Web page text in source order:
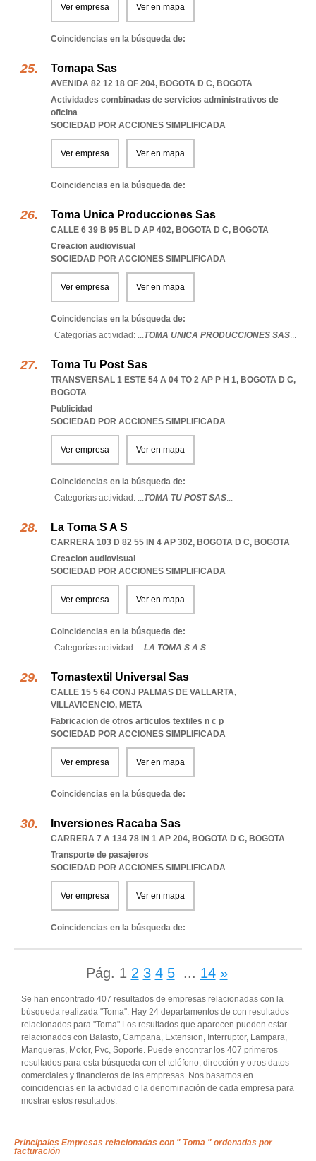
Ver empresa Ver en mapa
Coincidencias en la búsqueda de:
Tomapa Sas
AVENIDA 82 12 18 OF 204, BOGOTA D C, BOGOTA
Actividades combinadas de servicios administrativos de
oficina
SOCIEDAD POR ACCIONES SIMPLIFICADA
Ver empresa Ver en mapa
Coincidencias en la búsqueda de:
Toma Unica Producciones Sas
CALLE 6 39 B 95 BL D AP 402, BOGOTA D C, BOGOTA
Creacion audiovisual
SOCIEDAD POR ACCIONES SIMPLIFICADA
Ver empresa Ver en mapa
Coincidencias en la búsqueda de:
Categorías actividad: ...TOMA UNICA PRODUCCIONES SAS...
Toma Tu Post Sas
TRANSVERSAL 1 ESTE 54 A 04 TO 2 AP P H 1, BOGOTA D C,
BOGOTA
Publicidad
SOCIEDAD POR ACCIONES SIMPLIFICADA
Ver empresa Ver en mapa
Coincidencias en la búsqueda de:
Categorías actividad: ...TOMA TU POST SAS...
La Toma S A S
CARRERA 103 D 82 55 IN 4 AP 302, BOGOTA D C, BOGOTA
Creacion audiovisual
SOCIEDAD POR ACCIONES SIMPLIFICADA
Ver empresa Ver en mapa
Coincidencias en la búsqueda de:
Categorías actividad: ...LA TOMA S A S...
Tomastextil Universal Sas
CALLE 15 5 64 CONJ PALMAS DE VALLARTA,
VILLAVICENCIO, META
Fabricacion de otros articulos textiles n c p
SOCIEDAD POR ACCIONES SIMPLIFICADA
Ver empresa Ver en mapa
Coincidencias en la búsqueda de:
Inversiones Racaba Sas
CARRERA 7 A 134 78 IN 1 AP 204, BOGOTA D C, BOGOTA
Transporte de pasajeros
SOCIEDAD POR ACCIONES SIMPLIFICADA
Ver empresa Ver en mapa
Coincidencias en la búsqueda de:
Pág. 1 2 3 4 5 ... 14 »
Se han encontrado 407 resultados de empresas relacionadas con la
búsqueda realizada "Toma". Hay 24 departamentos de con resultados
relacionados para "Toma".Los resultados que aparecen pueden estar
relacionados con Balasto, Campana, Extension, Interruptor, Lampara,
Mangueras, Motor, Pvc, Soporte. Puede encontrar los 407 primeros
resultados para esta búsqueda con el teléfono, dirección y otros datos
comerciales y financieros de las empresas. Nos basamos en
coincidencias en la actividad o la denominación de cada empresa para
mostrar estos resultados.
Principales Empresas relacionadas con " Toma " ordenadas por
facturación